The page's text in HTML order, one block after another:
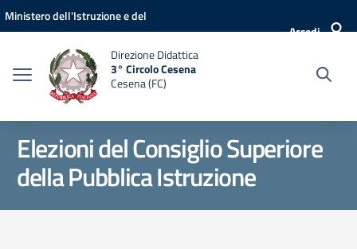
Vai ai contenuti
Vai al menu di navigazione
Vai al footer
Ministero dell'Istruzione e del
Accedi
Direzione Didattica
3° Circolo Cesena
Cesena (FC)
Elezioni del Consiglio Superiore
della Pubblica Istruzione